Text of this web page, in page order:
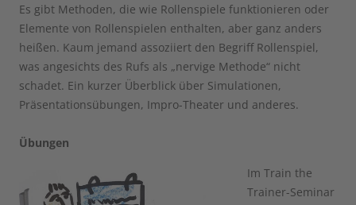
Es gibt Methoden, die wie Rollenspiele funktionieren oder
Elemente von Rollenspielen enthalten, aber ganz anders
heißen. Kaum jemand assoziiert den Begriff Rollenspiel,
was angesichts des Rufs als „nervige Methode“ nicht
schadet. Ein kurzer Überblick über Simulationen,
Präsentationsübungen, Impro-Theater und anderes.
Übungen
Im Train the
Trainer-Seminar